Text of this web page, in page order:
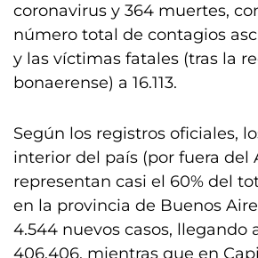
coronavirus y 364 muertes,
número total de contagios
y las víctimas fatales (tras la
bonaerense) a 16.113.
Según los registros oficiales,
interior del país (por fuera del
representan casi el 60% del
en la provincia de Buenos
4.544 nuevos casos, llegando
406.406, mientras que en